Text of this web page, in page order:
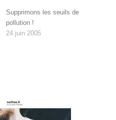
Supprimons les seuils de
pollution !
24 juin 2005